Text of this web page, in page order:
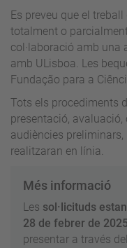
Es preveu que el
totalment o
col·laboració amb una
amb ULisboa. Les
Fundação para a
Tots els procediments
presentació,
audiències preliminars,
realitzaran en línia.
Més informació
Les sol·licituds
28 de febrer de 2025
presentar a través